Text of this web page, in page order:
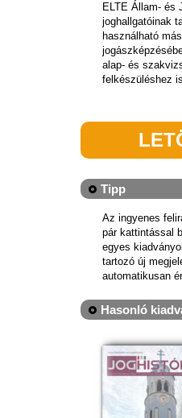
ELTE Állam- és
joghallgatóinak
használható
alap- és
felkészüléshez
Tipp
Az ingyenes
pár kattintással
egyes
tartozó új
automatikusan
Hasonló